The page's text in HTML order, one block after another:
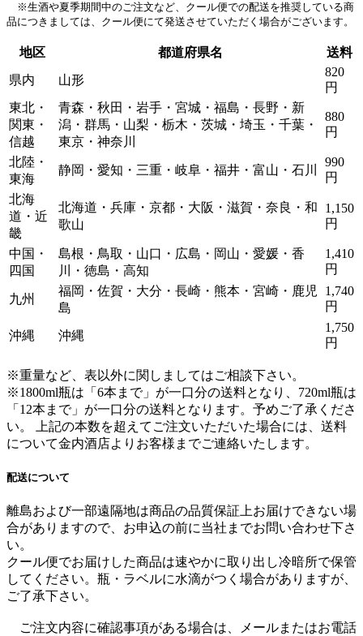
※生酒や夏季期間中のご注文など、クール便での配送を推奨している商
品につきましては、クール便にて発送させていただく場合がございます。
地区 都道府県名
送料
県内
山形
820
円
東北・
関東・
信越
青森・秋田・岩手・宮城・福島・長野・新
潟・群馬・山梨・栃木・茨城・埼玉・千葉・
東京・神奈川
880
円
北陸・
東海
静岡・愛知・三重・岐阜・福井・富山・石川
990
円
北海
道・近
畿
北海道・兵庫・京都・大阪・滋賀・奈良・和
歌山
1,150
円
中国・
四国
島根・鳥取・山口・広島・岡山・愛媛・香
川・徳島・高知
1,410
円
九州
福岡・佐賀・大分・長崎・熊本・宮崎・鹿児
島
1,740
円
沖縄 沖縄
1,750
円
※重量など、表以外に関しましてはご相談下さい。
※1800ml瓶は「6本まで」が一口分の送料となり、720ml瓶は
「12本まで」が一口分の送料となります。 予めご了承くださ
い。 上記の本数を超えてご注文いただいた場合には、送料
について金内酒店よりお客様までご連絡いたします。
配送について
離島および一部遠隔地は商品の品質保証上お届けできない場
合がありますので、お申込の前に当社までお問い合わせ下さ
い。
クール便でお届けした商品は速やかに取り出し冷暗所で保管
してください。瓶・ラベルに水滴がつく場合がありますが、
ご了承下さい。
ご注文内容に確認事項がある場合は、メールまたはお電話